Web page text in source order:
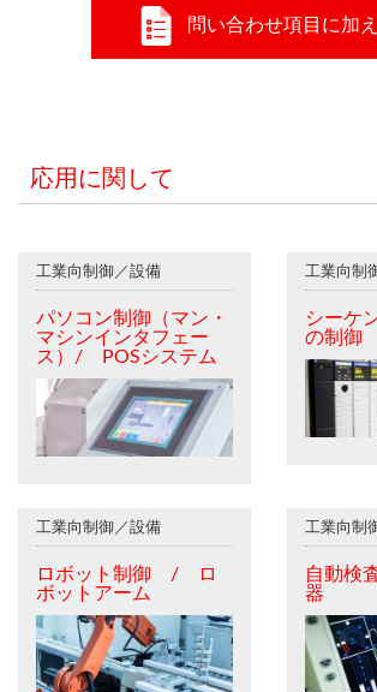
問い合わせ項目に加
応用に関して
工業向制御／設備
パソコン制御（マン・
マシンインタフェー
ス）/ POSシステム
工業向制
シーケ
の制御
工業向制御／設備
ロボット制御 / ロ
ボットアーム
工業向制
自動検
器